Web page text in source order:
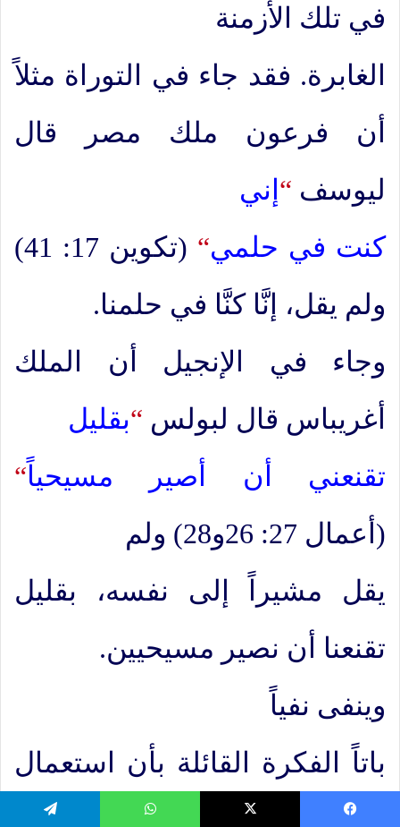
في تلك الأزمنة
الغابرة. فقد جاء في التوراة مثلاً
أن فرعون ملك مصر قال
ليوسف “ إني
كنت في حلمي“
(تكوين 17: 41)
ولم يقل، إنَّا كنَّا في حلمنا.
وجاء في الإنجيل أن الملك
أغريباس قال لبولس “بقليل
تقنعني أن أصير مسيحياً“
(أعمال 27: 26و28) ولم
يقل مشيراً إلى نفسه، بقليل
تقنعنا أن نصير مسيحيين.
وينفى نفياً
باتاً الفكرة القائلة بأن استعمال
الكتاب لضمير الجمع في